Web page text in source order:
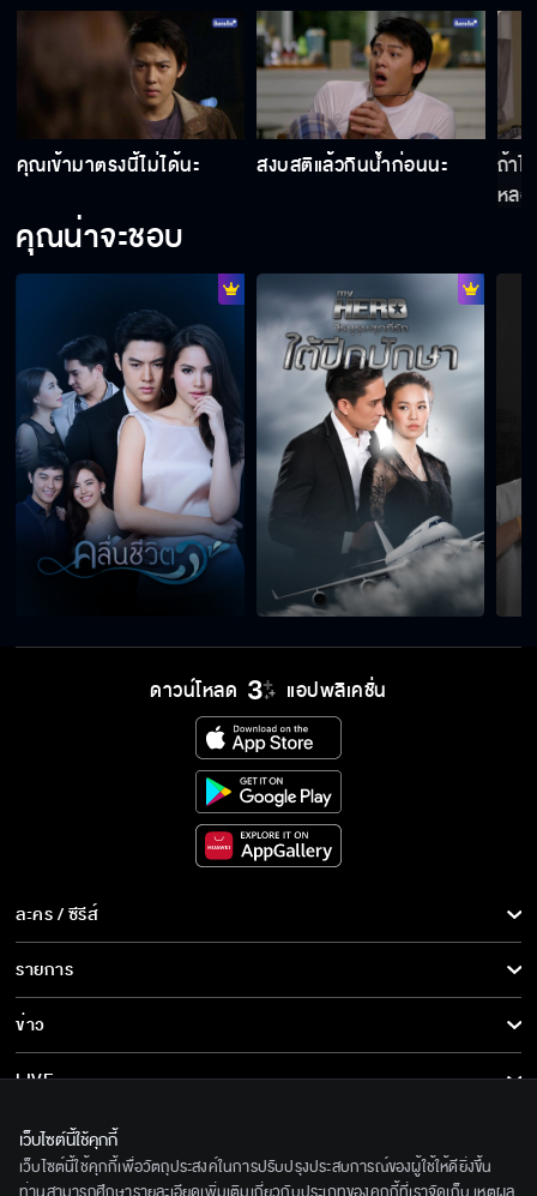
คุณเข้ามาตรงนี้ไม่ได้นะ สงบสติแล้วกินน้ำก่อนนะ
ถ้าไ
หล
คุณน่าจะชอบ
ดาวน์โหลด แอปพลิเคชั่น
ละคร / ซีรีส์
ละคร/ซีรีส์
ซีรีส์นานาชาติ
การ์ตูน & เกม
รายการ
รายการทั้งหมด
ข่าว
ข่าวทั้งหมด
ข่าวประชาสัมพันธ์
LIVE
เกี่ยวกับเรา
BEC World
ติดตามเราได้ที่
เว็บไซต์นี้ใช้คุกกี้
เว็บไซต์นี้ใช้คุกกี้เพื่อวัตถุประสงค์ในการปรับปรุงประสบการณ์ของผู้ใช้ให้ดียิ่งขึ้น